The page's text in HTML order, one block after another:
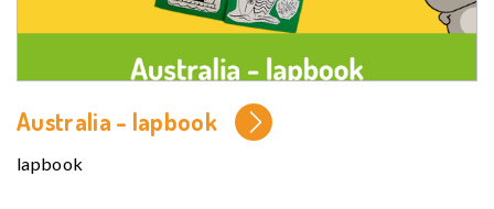
Australia - lapbook
lapbook